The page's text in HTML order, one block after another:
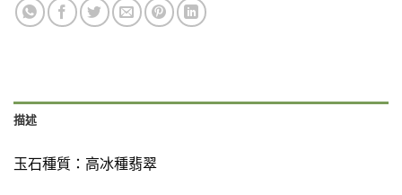
描述
玉石種質： 高冰種翡翠